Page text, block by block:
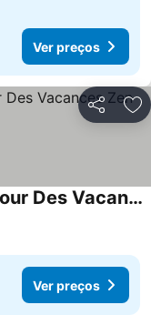
Ver preços
Partilhar
Maison Proche De La Plage Pour Des Vacances Zen
Ver preços